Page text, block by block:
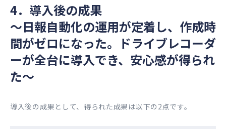
4．導入後の成果
〜日報自動化の運用が定着し、作成時
間がゼロになった。ドライブレコーダ
ーが全台に導入でき、安心感が得られ
た〜
導入後の成果として、得られた成果は以下の2点です。